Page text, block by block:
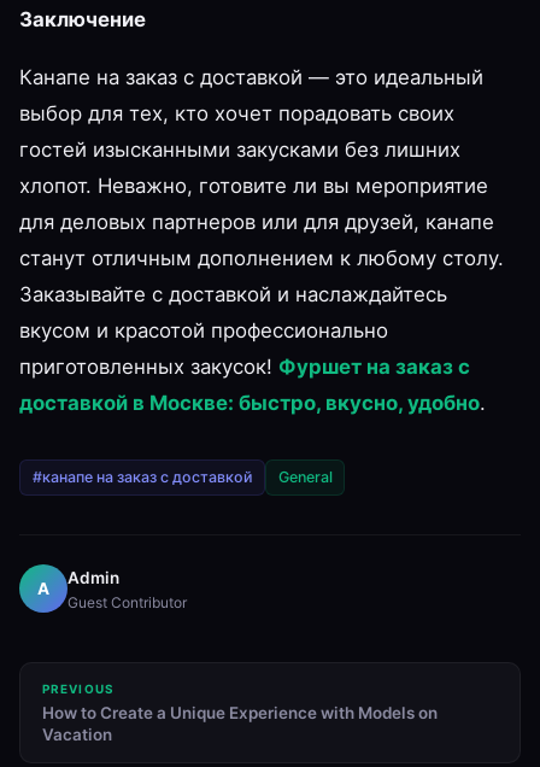
Заключение
Канапе на заказ с доставкой — это идеальный
выбор для тех, кто хочет порадовать своих
гостей изысканными закусками без лишних
хлопот. Неважно, готовите ли вы мероприятие
для деловых партнеров или для друзей, канапе
станут отличным дополнением к любому столу.
Заказывайте с доставкой и наслаждайтесь
вкусом и красотой профессионально
приготовленных закусок! Фуршет на заказ с
доставкой в Москве: быстро, вкусно, удобно.
#канапе на заказ с доставкой General
A
Admin
Guest Contributor
PREVIOUS
How to Create a Unique Experience with Models on
Vacation